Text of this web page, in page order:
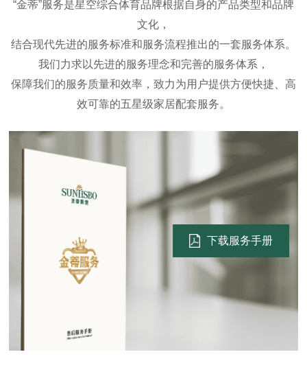
“金蒂”服务是星空综合体育品牌根据自身的产品类型和品牌
文化，
结合现代先进的服务标准和服务流程推出的一套服务体系。
我们力求以先进的服务理念和完善的服务体系，
保障我们的服务质量和效率，致力为用户提供方便快捷、高
效可靠的五星级家居配套服务。
下载服务手册